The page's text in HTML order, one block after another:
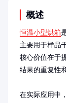
概述
恒温小型烘箱
主要用于样品
核心价值在于
结果的重复性
在实际应用中